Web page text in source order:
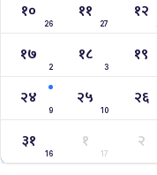
१०
26
११
27
१२
१७
2
१८
3
१९
२४
9
२५
10
२६
३१
16
१
17
२